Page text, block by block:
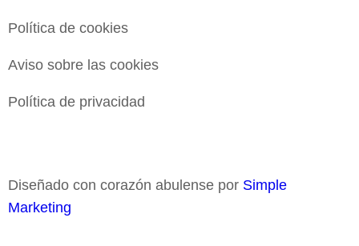
Política de cookies
Aviso sobre las cookies
Política de privacidad
Diseñado con corazón abulense por Simple
Marketing